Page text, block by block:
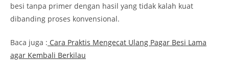
besi tanpa primer dengan hasil yang tidak kalah kuat
dibanding proses konvensional.
Baca juga : Cara Praktis Mengecat Ulang Pagar Besi Lama
agar Kembali Berkilau